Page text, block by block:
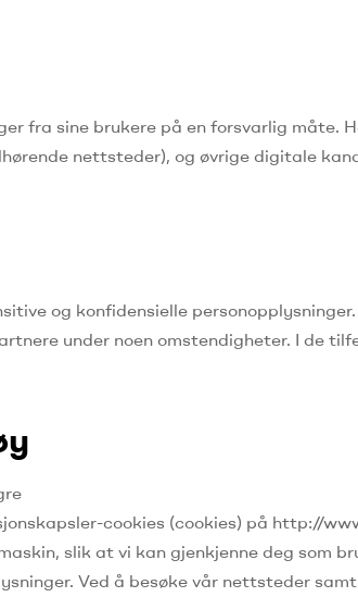
fra sine brukere på en forsvarlig måte.
nettsteder), og øvrige digitale
og konfidensielle personopplysninger.
under noen omstendigheter. I de
cookies (cookies) på http://
slik at vi kan gjenkjenne deg som
Ved å besøke vår nettsteder